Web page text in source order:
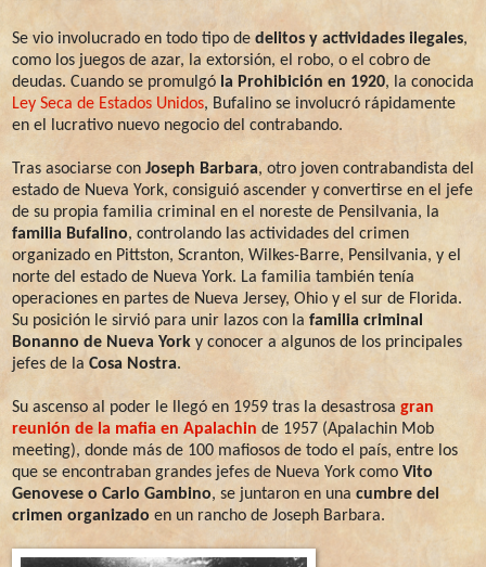
Se vio involucrado en todo tipo de delitos y actividades ilegales,
como los juegos de azar, la extorsión, el robo, o el cobro de
deudas. Cuando se promulgó la Prohibición en 1920, la conocida
Ley Seca de Estados Unidos, Bufalino se involucró rápidamente
en el lucrativo nuevo negocio del contrabando.
Tras asociarse con Joseph Barbara, otro joven contrabandista del
estado de Nueva York, consiguió ascender y convertirse en el jefe
de su propia familia criminal en el noreste de Pensilvania, la
familia Bufalino, controlando las actividades del crimen
organizado en Pittston, Scranton, Wilkes-Barre, Pensilvania, y el
norte del estado de Nueva York. La familia también tenía
operaciones en partes de Nueva Jersey, Ohio y el sur de Florida.
Su posición le sirvió para unir lazos con la familia criminal
Bonanno de Nueva York y conocer a algunos de los principales
jefes de la Cosa Nostra.
Su ascenso al poder le llegó en 1959 tras la desastrosa gran
reunión de la mafia en Apalachin de 1957 (Apalachin Mob
meeting), donde más de 100 mafiosos de todo el país, entre los
que se encontraban grandes jefes de Nueva York como Vito
Genovese o Carlo Gambino, se juntaron en una cumbre del
crimen organizado en un rancho de Joseph Barbara.